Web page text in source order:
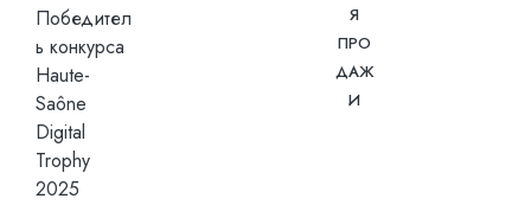
Победител
ь конкурса
Haute-
Saône
Digital
Trophy
2025
Я
ПРО
ДАЖ
И